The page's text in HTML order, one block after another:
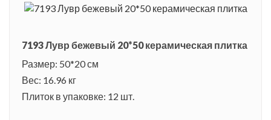
7193 Лувр бежевый 20*50 керамическая плитка
Размер: 50*20 см
Вес: 16.96 кг
Плиток в упаковке: 12 шт.